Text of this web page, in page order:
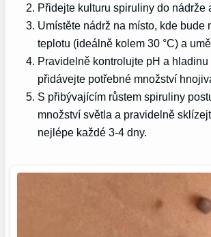
Přidejte kulturu spiruliny do nádrže
Umístěte nádrž na místo, kde bude
teplotu (ideálně kolem 30 °C) a
Pravidelně kontrolujte pH a
přidávejte potřebné množství
S přibývajícím růstem spiruliny
množství světla a pravidelně
nejlépe každé 3-4 dny.